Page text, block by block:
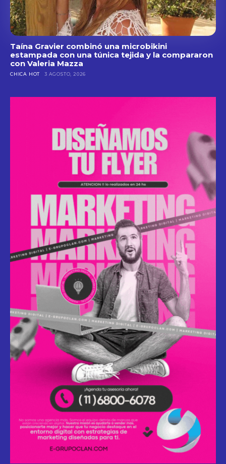
Taína Gravier combinó una microbikini
estampada con una túnica tejida y la compararon
con Valeria Mazza
CHICA HOT 3 AGOSTO, 2026